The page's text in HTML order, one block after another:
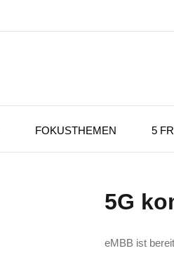
FOKUSTHEMEN 5
5G
eMBB ist